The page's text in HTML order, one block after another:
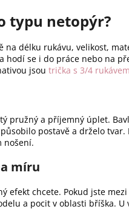
typu netopýr?
na délku rukávu, velikost,
hodí se i do práce nebo na
jsou trička s 3/4 rukávem
pružný a příjemný úplet.
postavě a drželo
nošení.
míru
efekt chcete. Pokud jste
a pocit v oblasti bříška.